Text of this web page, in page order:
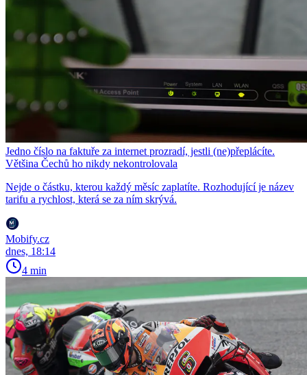
Jedno číslo na faktuře za internet prozradí, jestli (ne)přeplácíte.
Většina Čechů ho nikdy nekontrolovala
Nejde o částku, kterou každý měsíc zaplatíte. Rozhodující je název
tarifu a rychlost, která se za ním skrývá.
Mobify.cz
dnes, 18:14
4 min